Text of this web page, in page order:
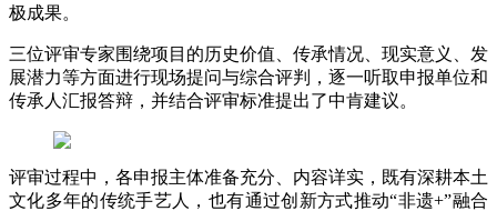
极成果。
三位评审专家围绕项目的历史价值、传承情况、现实意义、发
展潜力等方面进行现场提问与综合评判，逐一听取申报单位和
传承人汇报答辩，并结合评审标准提出了中肯建议。
评审过程中，各申报主体准备充分、内容详实，既有深耕本土
文化多年的传统手艺人，也有通过创新方式推动“非遗+”融合